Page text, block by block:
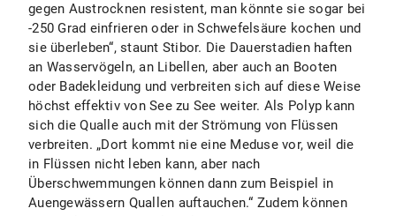
gegen Austrocknen resistent, man könnte sie sogar bei
-250 Grad einfrieren oder in Schwefelsäure kochen und
sie überleben“, staunt Stibor. Die Dauerstadien haften
an Wasservögeln, an Libellen, aber auch an Booten
oder Badekleidung und verbreiten sich auf diese Weise
höchst effektiv von See zu See weiter. Als Polyp kann
sich die Qualle auch mit der Strömung von Flüssen
verbreiten. „Dort kommt nie eine Meduse vor, weil die
in Flüssen nicht leben kann, aber nach
Überschwemmungen können dann zum Beispiel in
Auengewässern Quallen auftauchen.“ Zudem können